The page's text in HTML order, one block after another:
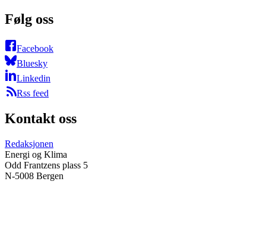
Følg oss
Facebook
Bluesky
Linkedin
Rss feed
Kontakt oss
Redaksjonen
Energi og Klima
Odd Frantzens plass 5
N-5008 Bergen